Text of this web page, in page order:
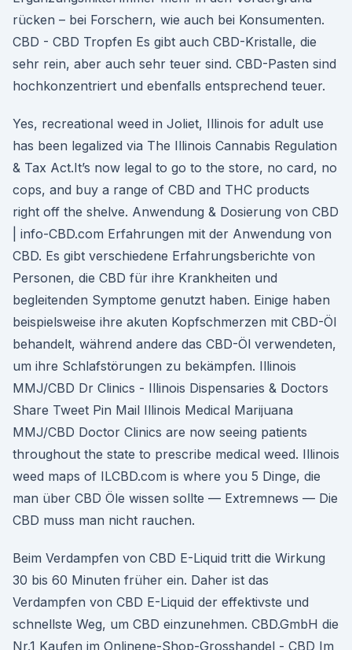
rücken – bei Forschern, wie auch bei Konsumenten.
CBD - CBD Tropfen Es gibt auch CBD-Kristalle, die
sehr rein, aber auch sehr teuer sind. CBD-Pasten sind
hochkonzentriert und ebenfalls entsprechend teuer.
Yes, recreational weed in Joliet, Illinois for adult use
has been legalized via The Illinois Cannabis Regulation
& Tax Act.It’s now legal to go to the store, no card, no
cops, and buy a range of CBD and THC products
right off the shelve. Anwendung & Dosierung von CBD
| info-CBD.com Erfahrungen mit der Anwendung von
CBD. Es gibt verschiedene Erfahrungsberichte von
Personen, die CBD für ihre Krankheiten und
begleitenden Symptome genutzt haben. Einige haben
beispielsweise ihre akuten Kopfschmerzen mit CBD-Öl
behandelt, während andere das CBD-Öl verwendeten,
um ihre Schlafstörungen zu bekämpfen. Illinois
MMJ/CBD Dr Clinics - Illinois Dispensaries & Doctors
Share Tweet Pin Mail Illinois Medical Marijuana
MMJ/CBD Doctor Clinics are now seeing patients
throughout the state to prescribe medical weed. Illinois
weed maps of ILCBD.com is where you 5 Dinge, die
man über CBD Öle wissen sollte — Extremnews — Die
CBD muss man nicht rauchen.
Beim Verdampfen von CBD E-Liquid tritt die Wirkung
30 bis 60 Minuten früher ein. Daher ist das
Verdampfen von CBD E-Liquid der effektivste und
schnellste Weg, um CBD einzunehmen. CBD.GmbH die
Nr.1 Kaufen im Onlinene-Shop-Grosshandel - CBD Im